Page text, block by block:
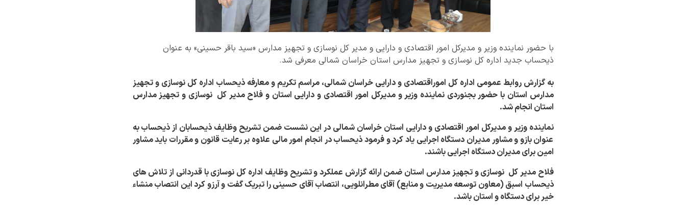
با حضور نماینده وزیر و مدیرکل امور اقتصادی و دارایی و مدیر کل نوسازی و تجهیز مدارس «سید باقر حسینی» به عنوان
ذیحساب جدید اداره کل نوسازی و تجهیز مدارس استان خراسان شمالی معرفی شد.
به گزارش روابط عمومی اداره کل اموراقتصادی و دارایی خراسان شمالی، مراسم تکریم و معارفه ذیحساب اداره کلنوسازی و تجهیز
مدارس استان با حضور بجنوردی نماینده وزیر و مدیرکل امور اقتصادی و دارایی استان و فلاح مدیر کل نوسازی و تجهیز مدارس
استان انجام شد.
نماینده وزیر و مدیرکل امور اقتصادی و دارایی استان خراسان شمالی در این نشست ضمن تشریح وظایف ذیحسابان از ذیحساب به
عنوان بازو و مشاور مدیران دستگاه اجرایی یاد کرد و فرمود ذیحساب در انجام امور مالی علاوه بر رعایت قانون و مقررات باید مشاور
امین برای مدیران دستگاه اجرایی باشند.
فلاح مدیر کل نوسازی و تجهیز مدارس استان ضمن ارائه گزارش عملکرد و تشریح وظایف اداره کل نوسازی با قدردانی از تلاش های
ذیحساب اسبق (معاون توسعه مدیریت و منابع) آقای مطرانلویی، انتصاب آقای حسینی را تبریک گفت و آرزو کرد این انتصاب منشاء
خیر برای دستگاه و استان باشد.